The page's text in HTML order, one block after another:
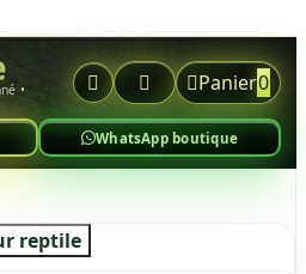
•
  Panier0
WhatsApp boutique
reptile